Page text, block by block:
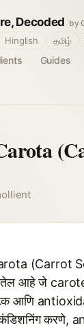
Decoded by
Guides
Hinglish தமிழ்
(Carrot
तेल आहे जे
आणि
करणे,